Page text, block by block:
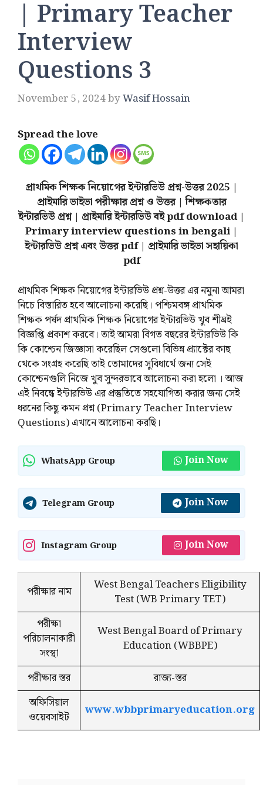
| Primary Teacher
Interview
Questions 3
November 5, 2024byWasif Hossain
Spread the love
প্রাথমিক শিক্ষক নিয়োগের ইন্টারভিউ প্রশ্ন-উত্তর 2025 |
প্রাইমারি ভাইভা পরীক্ষার প্রশ্ন ও উত্তর | শিক্ষকতার
ইন্টারভিউ প্রশ্ন | প্রাইমারি ইন্টারভিউ বই pdf download |
Primary interview questions in bengali |
ইন্টারভিউ প্রশ্ন এবং উত্তর pdf | প্রাইমারি ভাইভা সহায়িকা
pdf
প্রাথমিক শিক্ষক নিয়োগের ইন্টারভিউ প্রশ্ন-উত্তর এর নমুনা আমরা
নিচে বিস্তারিত হবে আলোচনা করেছি। পশ্চিমবঙ্গ প্রাথমিক
শিক্ষক পর্ষদ প্রাথমিক শিক্ষক নিয়োগের ইন্টারভিউ খুব শীঘ্রই
বিজ্ঞপ্তি প্রকাশ করবে। তাই আমরা বিগত বছরের ইন্টারভিউ কি
কি কোশ্চেন জিজ্ঞাসা করেছিল সেগুলো বিভিন্ন প্র্যাক্টের কাছ
থেকে সংগ্রহ করেছি তাই তোমাদের সুবিধার্থে জন্য সেই
কোশ্চেনগুলি নিজে খুব সুন্দরভাবে আলোচনা করা হলো । আজ
এই নিবন্ধে ইন্টারভিউ এর প্রস্তুতিতে সহযোগিতা করার জন্য সেই
ধরনের কিছু কমন প্রশ্ন (Primary Teacher Interview
Questions) এখানে আলোচনা করছি।
WhatsApp Group Join Now
Telegram Group Join Now
Instagram Group Join Now
পরীক্ষার নাম
West Bengal Teachers Eligibility
Test (WB Primary TET)
পরীক্ষা
পরিচালনাকারী
সংস্থা
West Bengal Board of Primary
Education (WBBPE)
পরীক্ষার স্তর
রাজ্য-স্তর
অফিসিয়াল
ওয়েবসাইট
www.wbbprimaryeducation.org